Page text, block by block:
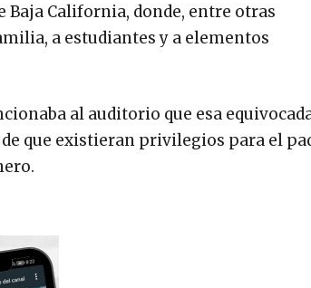
Baja California, donde, entre otras
a estudiantes y a elementos
al auditorio que esa
que existieran privilegios para el